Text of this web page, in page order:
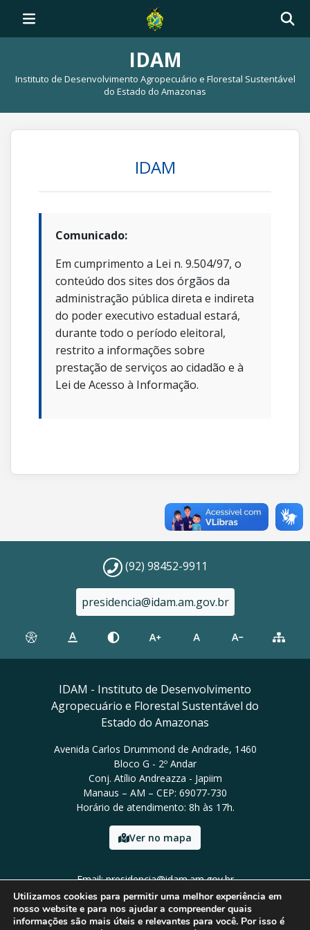
IDAM
Instituto de Desenvolvimento Agropecuário e Florestal Sustentável
do Estado do Amazonas
IDAM
Comunicado:
Em cumprimento a Lei n. 9.504/97, o
conteúdo dos sites dos órgãos da
administração pública direta e indireta
do poder executivo estadual estará,
durante todo o período eleitoral,
restrito a informações sobre
prestação de serviços ao cidadão e à
Lei de Acesso à Informação.
(92) 98452-9911
presidencia@idam.am.gov.br
IDAM - Instituto de Desenvolvimento
Agropecuário e Florestal Sustentável do
Estado do Amazonas
Avenida Carlos Drummond de Andrade, 1460
Bloco G - 2º Andar
Conj. Atílio Andreazza - Japiim
Manaus – AM – CEP: 69077-730
Horário de atendimento: 8h às 17h.
Ver no mapa
Email: presidencia@idam.am.gov.br
Tel: (92) 98452-9911
Utilizamos cookies para permitir uma melhor experiência em
nosso website e para nos ajudar a compreender quais
informações são mais úteis e relevantes para você. Por isso é